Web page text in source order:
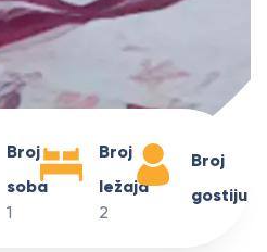
Broj
soba
1
Broj
ležaja
2
Broj
gostiju